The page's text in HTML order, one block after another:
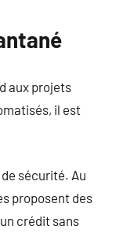
aux projets
il est
sécurité. Au
proposent des
crédit sans